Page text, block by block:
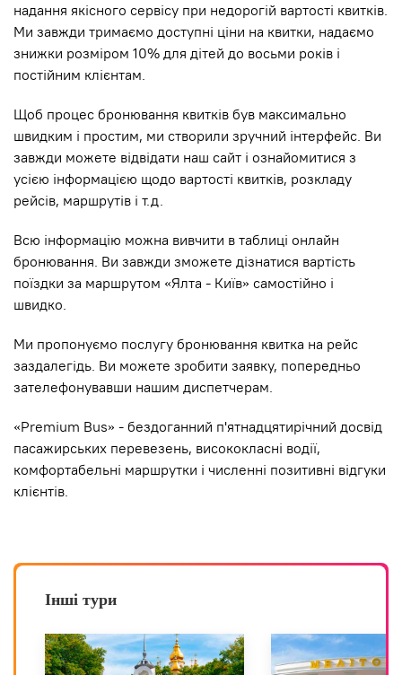
надання якісного сервісу при недорогій вартості квитків.
Ми завжди тримаємо доступні ціни на квитки, надаємо
знижки розміром 10% для дітей до восьми років і
постійним клієнтам.
Щоб процес бронювання квитків був максимально
швидким і простим, ми створили зручний інтерфейс. Ви
завжди можете відвідати наш сайт і ознайомитися з
усією інформацією щодо вартості квитків, розкладу
рейсів, маршрутів і т.д.
Всю інформацію можна вивчити в таблиці онлайн
бронювання. Ви завжди зможете дізнатися вартість
поїздки за маршрутом «Ялта - Київ» самостійно і
швидко.
Ми пропонуємо послугу бронювання квитка на рейс
заздалегідь. Ви можете зробити заявку, попередньо
зателефонувавши нашим диспетчерам.
«Premium Bus» - бездоганний п'ятнадцятирічний досвід
пасажирських перевезень, висококласні водії,
комфортабельні маршрутки і численні позитивні відгуки
клієнтів.
Інші тури